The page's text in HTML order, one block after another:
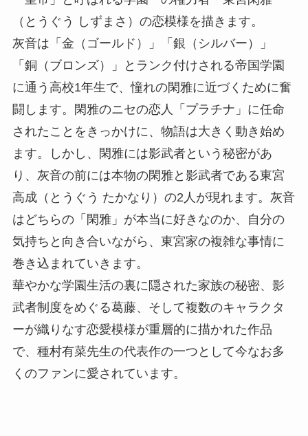
（とうぐう しずまさ）の恋模様を描きます。
灰音は「金（ゴールド）」「銀（シルバー）」
「銅（ブロンズ）」とランク付けされる帝国学園
に通う高校1年生で、憧れの閑雅に近づくために奮
闘します。閑雅のニセの恋人「プラチナ」に任命
されたことをきっかけに、物語は大きく動き始め
ます。しかし、閑雅には影武者という秘密があ
り、灰音の前には本物の閑雅と影武者である東宮
高成（とうぐう たかなり）の2人が現れます。灰音
はどちらの「閑雅」が本当に好きなのか、自分の
気持ちと向き合いながら、東宮家の複雑な事情に
巻き込まれていきます。
華やかな学園生活の裏に隠された家族の秘密、影
武者制度をめぐる葛藤、そして複数のキャラクタ
ーが織りなす恋愛模様が重層的に描かれた作品
で、種村有菜先生の代表作の一つとして今なお多
くのファンに愛されています。